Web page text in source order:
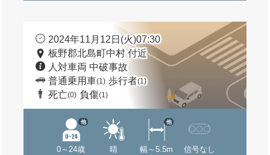
2024年11月12日(火)07:30
板野郡北島町中村 付近
人対車両 中破事故
普通乗用車(1) 歩行者(1)
死亡(0) 負傷(1)
0～24歳
他
晴 幅～5.5m
他
信号なし